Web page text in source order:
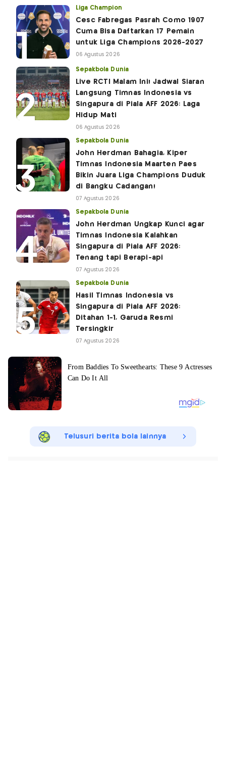
Liga Champion
Cesc Fabregas Pasrah Como 1907
Cuma Bisa Daftarkan 17 Pemain
untuk Liga Champions 2026-2027
06 Agustus 2026
Sepakbola Dunia
Live RCTI Malam Ini! Jadwal Siaran
Langsung Timnas Indonesia vs
Singapura di Piala AFF 2026: Laga
Hidup Mati
06 Agustus 2026
Sepakbola Dunia
John Herdman Bahagia, Kiper
Timnas Indonesia Maarten Paes
Bikin Juara Liga Champions Duduk
di Bangku Cadangan!
07 Agustus 2026
Sepakbola Dunia
John Herdman Ungkap Kunci agar
Timnas Indonesia Kalahkan
Singapura di Piala AFF 2026:
Tenang tapi Berapi-api
07 Agustus 2026
Sepakbola Dunia
Hasil Timnas Indonesia vs
Singapura di Piala AFF 2026:
Ditahan 1-1, Garuda Resmi
Tersingkir
07 Agustus 2026
Telusuri berita bola lainnya